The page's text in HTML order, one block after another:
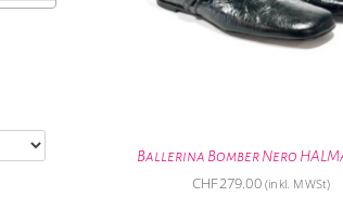
Ballerina Bomber Nero
CHF279.00 (inkl. MWSt)